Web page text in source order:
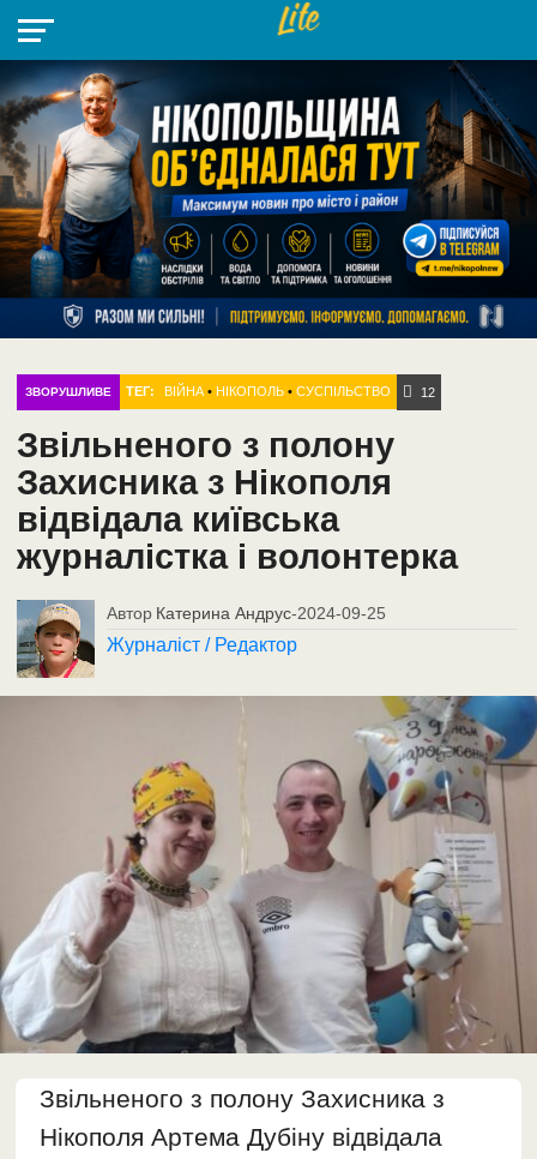
НІКОПОЛЬ
РАЙОН
СІЧЕСЛАВСЬКА
УКРАЇНА
РЕТРО
НІКОПОЛЬ
ЛАЙТ
УКРАЇНА
ДОПОМОГА
РАДІО
ЗВОРУШЛИВЕ ТЕГ: ВІЙНА• НІКОПОЛЬ• СУСПІЛЬСТВО 12
Звільненого з полону
Захисника з Нікополя
відвідала київська
журналістка і волонтерка
Автор Катерина Андрус-2024-09-25
Журналіст / Редактор
Звільненого з полону Захисника з
Нікополя Артема Дубіну відвідала